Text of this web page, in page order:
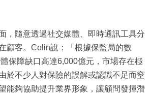
，隨意透過社交媒體、即時通訊工具分
顧客。Colin說：「根據保監局的數
保障缺口高達6,000億元，市場存在極
於不少人對保險的誤解或認識不足而窒
能夠協助提升業界形象，讓顧問發揮潛